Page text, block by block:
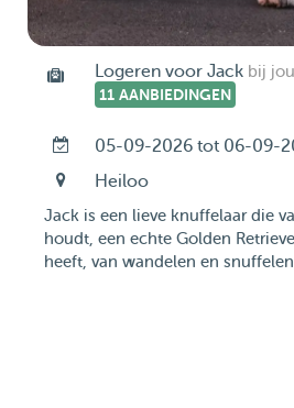
Logeren voor Jack bij
11 AANBIEDINGEN
05-09-2026 tot 06-09-
Heiloo
Jack is een lieve knuffelaar die
houdt, een echte Golden
heeft, van wandelen en